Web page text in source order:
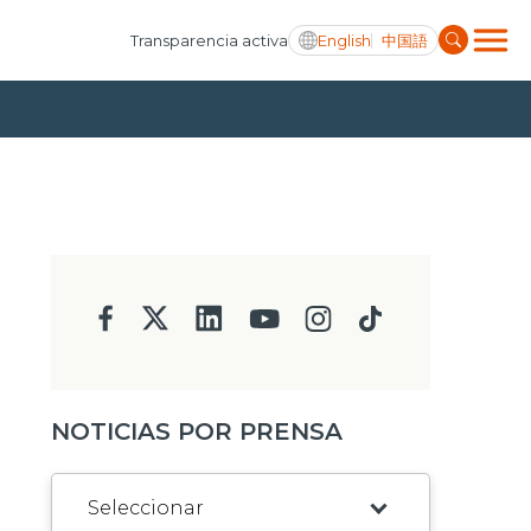
Transparencia activa English 中国語
NOTICIAS POR PRENSA